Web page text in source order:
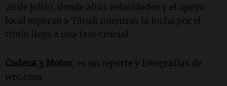
20 de julio), donde altas velocidades y el apoyo
local esperan a Tänak mientras la lucha por el
título llega a una fase crucial.
Cadena 3 Motor, es un reporte y fotografías de
wrc.com